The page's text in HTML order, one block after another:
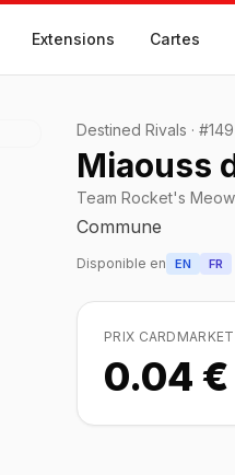
Extensions Cartes
Destined Rivals · #149
Miaouss
Team Rocket's
Commune
Disponible en EN FR
PRIX
0.04 €